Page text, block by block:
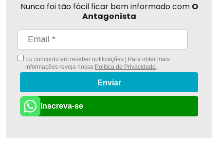
Nunca foi tão fácil ficar bem informado com O
Antagonista
Eu concordo em receber notificações | Para obter mais
informações reveja nossa Política de Privacidade
Enviar
Inscreva-se